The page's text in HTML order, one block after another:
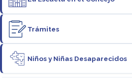
Trámites
Niños y Niñas Desaparecidos